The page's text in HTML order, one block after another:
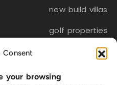
Consent
your browsing
new build villas
golf properties